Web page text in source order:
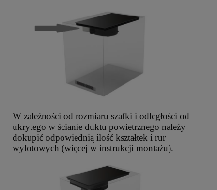
W zależności od rozmiaru szafki i odległości od
ukrytego w ścianie duktu powietrznego należy
dokupić odpowiednią ilość kształtek i rur
wylotowych (więcej w instrukcji montażu).